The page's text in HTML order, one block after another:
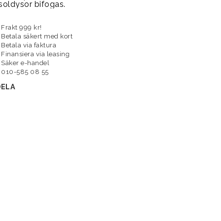
bifogas.
Frakt 999 kr!
Betala säkert med kort
Betala via faktura
Finansiera via leasing
Säker e-handel
010-585 08 55